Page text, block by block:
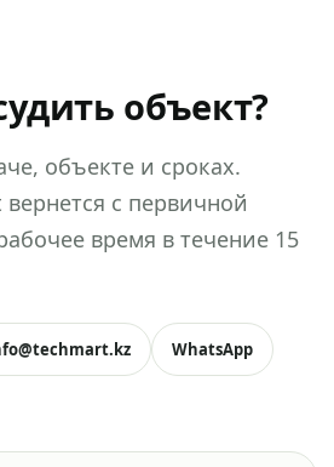
объект?
объекте и сроках.
с первичной
время в течение 15
WhatsApp